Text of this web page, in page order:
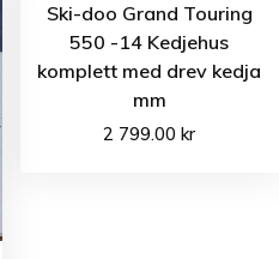
Ski-doo Grand Touring
550 -14 Kedjehus
komplett med drev kedja
mm
2 799.00kr